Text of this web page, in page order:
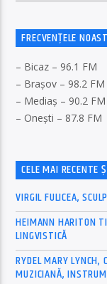
FRECVENȚELE
– Bicaz – 96.1 FM
– Brașov – 98.2 FM
– Mediaș – 90.2 FM
– Onești – 87.8 FM
CELE MAI RECENTE
VIRGIL FULICEA,
HEIMANN HARITON
LINGVISTICĂ
RYDEL MARY LYNCH,
MUZICIANĂ,